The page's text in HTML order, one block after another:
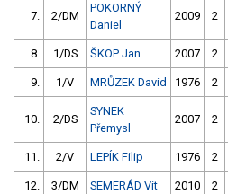
7. 2/DM
POKORNÝ
Daniel
2009 2
8. 1/DS ŠKOP Jan 2007 2
9. 1/V MRŮZEK David 1976 2
10. 2/DS
SYNEK
Přemysl
2007 2
11. 2/V LEPÍK Filip 1976 2
12. 3/DM SEMERÁD Vít 2010 2